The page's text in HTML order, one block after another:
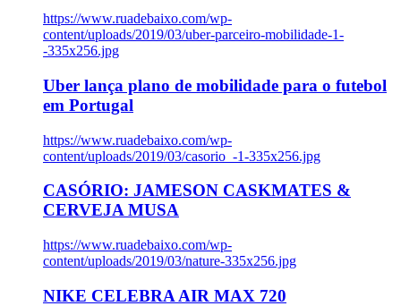
https://www.ruadebaixo.com/wp-
content/uploads/2019/03/uber-parceiro-mobilidade-1-
-335x256.jpg
Uber lança plano de mobilidade para o futebol
em Portugal
https://www.ruadebaixo.com/wp-
content/uploads/2019/03/casorio_-1-335x256.jpg
CASÓRIO: JAMESON CASKMATES &
CERVEJA MUSA
https://www.ruadebaixo.com/wp-
content/uploads/2019/03/nature-335x256.jpg
NIKE CELEBRA AIR MAX 720